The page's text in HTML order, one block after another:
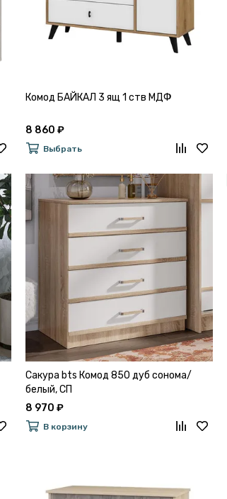
Комод БАЙКАЛ 3 ящ 1 ств МДФ
8 860 ₽
Выбрать
Сакура bts Комод 850 дуб сонома/
белый, СП
8 970 ₽
В корзину